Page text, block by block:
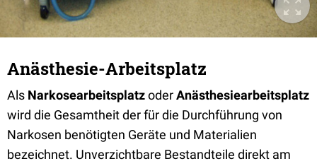
Anästhesie-Arbeitsplatz
Als NarkosearbeitsplatzoderAnästhesiearbeitsplatz
wird die Gesamtheit der für die Durchführung von
Narkosen benötigten Geräte und Materialien
bezeichnet. Unverzichtbare Bestandteile direkt am